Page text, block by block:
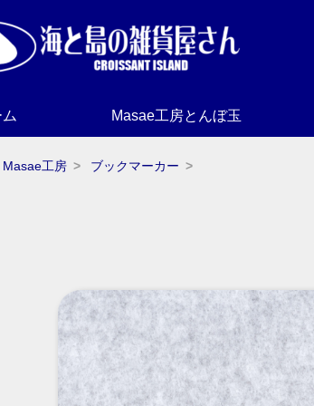
Masae工房とんぼ玉
Masae工房 ブックマーカー